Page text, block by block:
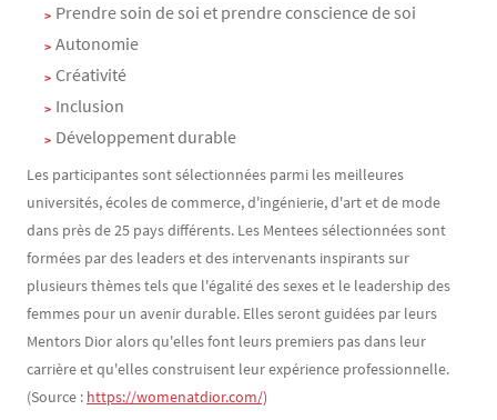
Prendre soin de soi et prendre conscience de soi
Autonomie
Créativité
Inclusion
Développement durable
Les participantes sont sélectionnées parmi les meilleures
universités, écoles de commerce, d'ingénierie, d'art et de mode
dans près de 25 pays différents. Les Mentees sélectionnées sont
formées par des leaders et des intervenants inspirants sur
plusieurs thèmes tels que l'égalité des sexes et le leadership des
femmes pour un avenir durable. Elles seront guidées par leurs
Mentors Dior alors qu'elles font leurs premiers pas dans leur
carrière et qu'elles construisent leur expérience professionnelle.
(Source : https://womenatdior.com/)